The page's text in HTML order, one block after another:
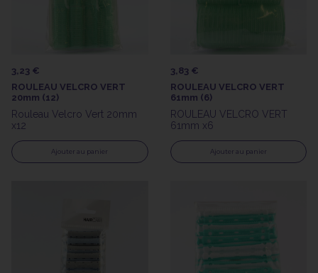
3,23 €
ROULEAU VELCRO VERT
20mm (12)
Rouleau Velcro Vert 20mm
x12
Ajouter au panier
3,83 €
ROULEAU VELCRO VERT
61mm (6)
ROULEAU VELCRO VERT
61mm x6
Ajouter au panier